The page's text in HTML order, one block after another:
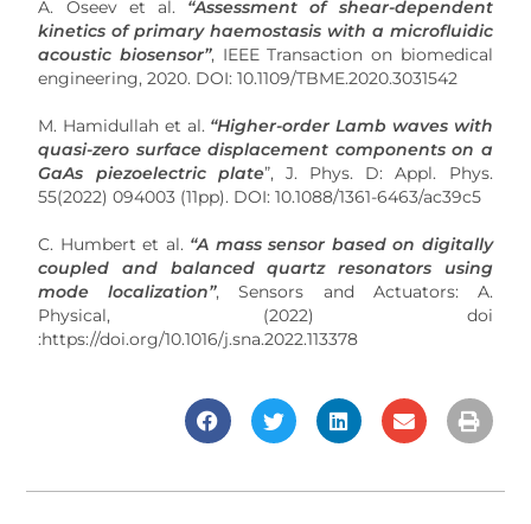
A. Oseev et al. “Assessment of shear-dependent
kinetics of primary haemostasis with a microfluidic
acoustic biosensor”, IEEE Transaction on biomedical
engineering, 2020. DOI: 10.1109/TBME.2020.3031542
M. Hamidullah et al. “Higher-order Lamb waves with
quasi-zero surface displacement components on a
GaAs piezoelectric plate”, J. Phys. D: Appl. Phys.
55(2022) 094003 (11pp). DOI: 10.1088/1361-6463/ac39c5
C. Humbert et al. “A mass sensor based on digitally
coupled and balanced quartz resonators using
mode localization”, Sensors and Actuators: A.
Physical, (2022) doi
:https://doi.org/10.1016/j.sna.2022.113378